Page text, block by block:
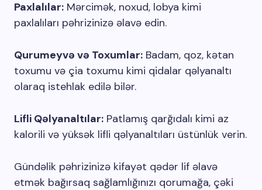
Paxlalılar: Mərcimək, noxud, lobya kimi
paxlalıları pəhrizinizə əlavə edin.
Qurumeyvə və Toxumlar: Badam, qoz, kətan
toxumu və çia toxumu kimi qidalar qəlyanaltı
olaraq istehlak edilə bilər.
Lifli Qəlyanaltılar: Patlamış qarğıdalı kimi az
kalorili və yüksək lifli qəlyanaltıları üstünlük verin.
Gündəlik pəhrizinizə kifayət qədər lif əlavə
etmək bağırsaq sağlamlığınızı qorumağa, çəki